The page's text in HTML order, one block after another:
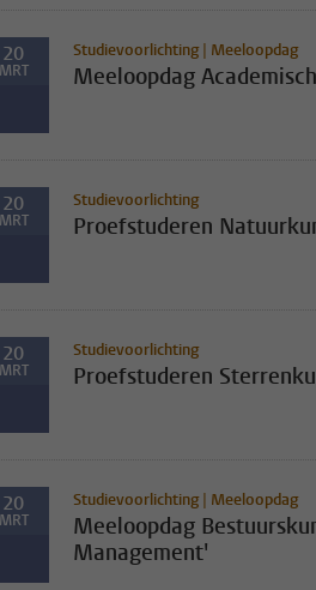
20
MRT
Studievoorlichting | Meeloopdag
Meeloopdag
20
MRT
Studievoorlichting
Proefstuderen
20
MRT
Studievoorlichting
Proefstuderen
20
MRT
Studievoorlichting | Meeloopdag
Meeloopdag
Management'